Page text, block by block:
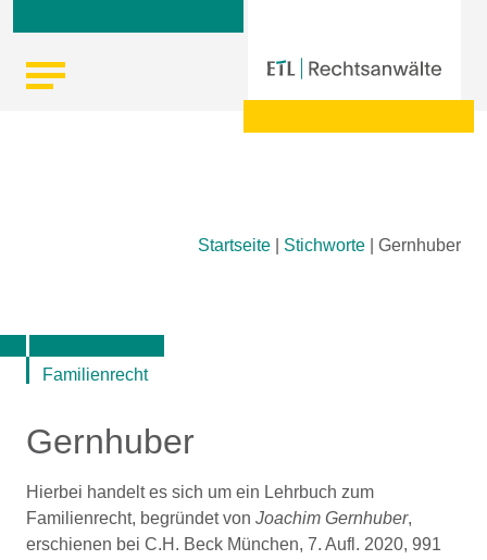
Startseite Stichworte Gernhuber
Familienrecht
Gernhuber
Hierbei handelt es sich um ein Lehrbuch zum
Familienrecht, begründet von Joachim Gernhuber,
erschienen bei C.H. Beck München, 7. Aufl. 2020, 991